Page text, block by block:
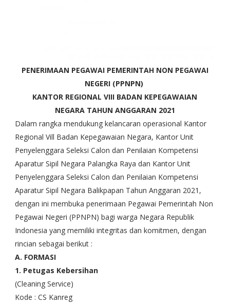
PENERIMAAN PEGAWAI PEMERINTAH NON PEGAWAI
NEGERI (PPNPN)
KANTOR REGIONAL VIII BADAN KEPEGAWAIAN
NEGARA TAHUN ANGGARAN 2021
Dalam rangka mendukung kelancaran operasional Kantor
Regional Vill Badan Kepegawaian Negara, Kantor Unit
Penyelenggara Seleksi Calon dan Penilaian Kompetensi
Aparatur Sipil Negara Palangka Raya dan Kantor Unit
Penyelenggara Seleksi Calon dan Penilaian Kompetensi
Aparatur Sipil Negara Balikpapan Tahun Anggaran 2021,
dengan ini membuka penerimaan Pegawai Pemerintah Non
Pegawai Negeri (PPNPN) bagi warga Negara Republik
Indonesia yang memiliki integritas dan komitmen, dengan
rincian sebagai berikut :
A. FORMASI
1. Petugas Kebersihan
(Cleaning Service)
Kode : CS Kanreg